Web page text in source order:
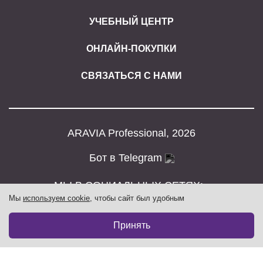
УЧЕБНЫЙ ЦЕНТР
ОНЛАЙН-ПОКУПКИ
СВЯЗАТЬСЯ С НАМИ
ARAVIA Professional, 2026
Бот в Telegram
МЫ В СОЦИАЛЬНЫХ СЕТЯХ:
Мы используем cookie, чтобы сайт был удобным
Принять
761₽